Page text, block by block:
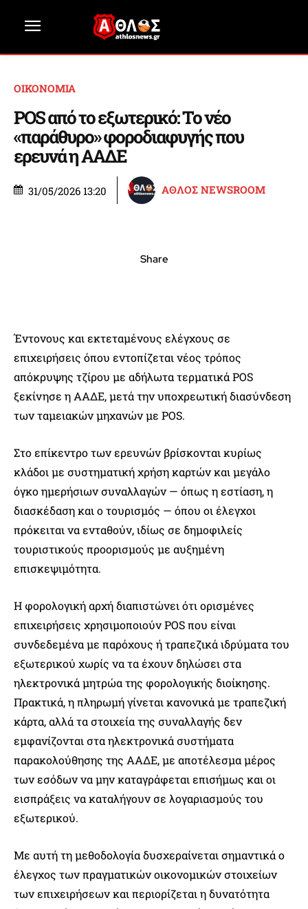
ΟΙΚΟΝΟΜΙΑ
POS από το εξωτερικό: Το νέο
«παράθυρο» φοροδιαφυγής που
ερευνά η ΑΑΔΕ
31/05/2026 13:20 ΑΘΛΟΣ NEWSROOM
Share
Έντονους και εκτεταμένους ελέγχους σε
επιχειρήσεις όπου εντοπίζεται νέος τρόπος
απόκρυψης τζίρου με αδήλωτα τερματικά POS
ξεκίνησε η ΑΑΔΕ, μετά την υποχρεωτική διασύνδεση
των ταμειακών μηχανών με POS.
Στο επίκεντρο των ερευνών βρίσκονται κυρίως
κλάδοι με συστηματική χρήση καρτών και μεγάλο
όγκο ημερήσιων συναλλαγών — όπως η εστίαση, η
διασκέδαση και ο τουρισμός — όπου οι έλεγχοι
πρόκειται να ενταθούν, ιδίως σε δημοφιλείς
τουριστικούς προορισμούς με αυξημένη
επισκεψιμότητα.
Η φορολογική αρχή διαπιστώνει ότι ορισμένες
επιχειρήσεις χρησιμοποιούν POS που είναι
συνδεδεμένα με παρόχους ή τραπεζικά ιδρύματα του
εξωτερικού χωρίς να τα έχουν δηλώσει στα
ηλεκτρονικά μητρώα της φορολογικής διοίκησης.
Πρακτικά, η πληρωμή γίνεται κανονικά με τραπεζική
κάρτα, αλλά τα στοιχεία της συναλλαγής δεν
εμφανίζονται στα ηλεκτρονικά συστήματα
παρακολούθησης της ΑΑΔΕ, με αποτέλεσμα μέρος
των εσόδων να μην καταγράφεται επισήμως και οι
εισπράξεις να καταλήγουν σε λογαριασμούς του
εξωτερικού.
Με αυτή τη μεθοδολογία δυσχεραίνεται σημαντικά ο
έλεγχος των πραγματικών οικονομικών στοιχείων
των επιχειρήσεων και περιορίζεται η δυνατότητα